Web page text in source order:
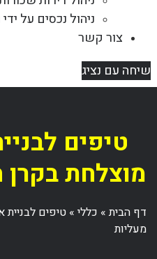
ניהול נכסים על ידי
צור קשר
שיחה עם נציג
טיפים
מוצלחת בקרן
דף הבית» כללי» טיפים
מעליות